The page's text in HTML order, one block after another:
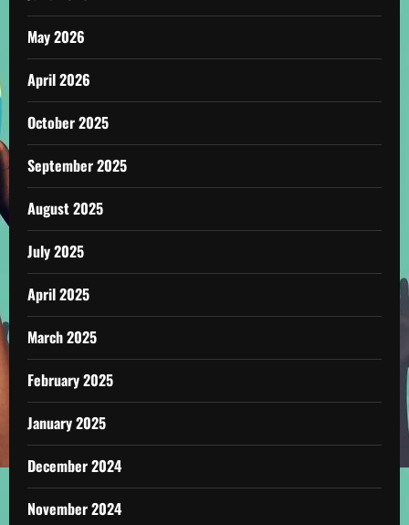
May 2026
April 2026
October 2025
September 2025
August 2025
July 2025
April 2025
March 2025
February 2025
January 2025
December 2024
November 2024